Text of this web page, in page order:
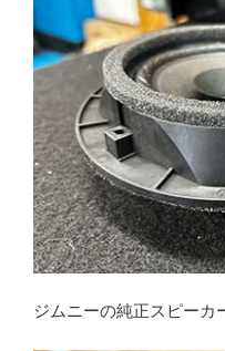
ジムニーの純正スピーカ